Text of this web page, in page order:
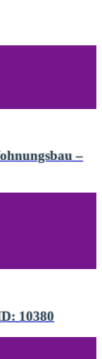
–
10380